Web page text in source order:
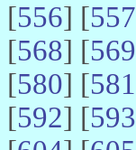
[556] [557
[568] [569
[580] [581
[592] [593